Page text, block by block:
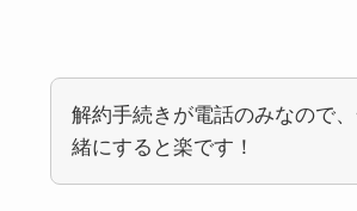
解約手続きが電話のみなので
緒にすると楽です！